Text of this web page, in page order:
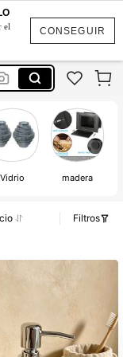
CONSEGUIR
el
Vidrio madera
Filtros